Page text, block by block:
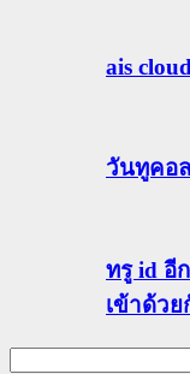
ais
วันทูคอล
ทรู id อี
เข้าด้ว